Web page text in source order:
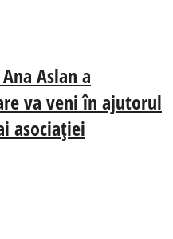
Aslan a
va veni în ajutorul
asociației